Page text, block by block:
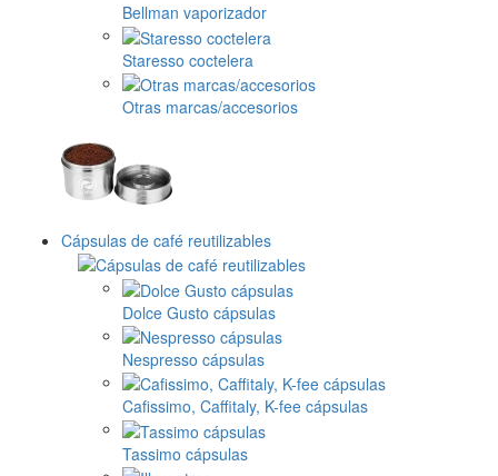
Bellman vaporizador
Staresso coctelera
Otras marcas/accesorios
Cápsulas de café reutilizables
Dolce Gusto cápsulas
Nespresso cápsulas
Cafissimo, Caffitaly, K-fee cápsulas
Tassimo cápsulas